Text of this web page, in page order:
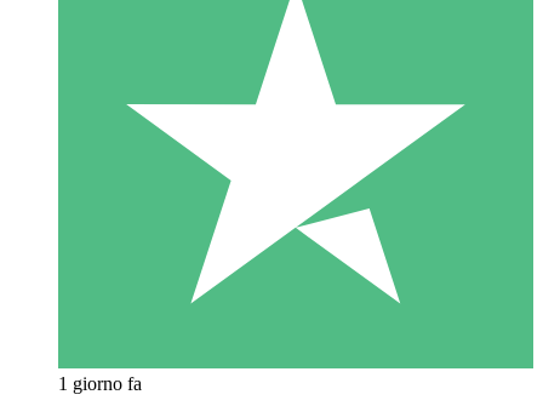
1 giorno fa